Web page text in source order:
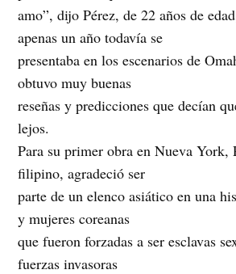
amo”, dijo Pérez, de 22 años de
apenas un año todavía se
presentaba en los escenarios de
obtuvo muy buenas
reseñas y predicciones que decían
lejos.
Para su primer obra en Nueva York,
filipino, agradeció ser
parte de un elenco asiático en una
y mujeres coreanas
que fueron forzadas a ser esclavas
fuerzas invasoras